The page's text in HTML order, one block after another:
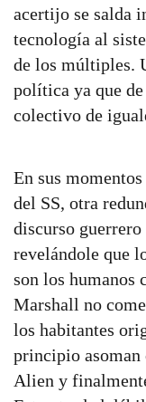
acertijo se salda
tecnología al
de los múltiples.
política ya que
colectivo de
En sus
del SS, otra
discurso
revelándole que
son los humanos
Marshall no
los habitantes
principio asoman
Alien y